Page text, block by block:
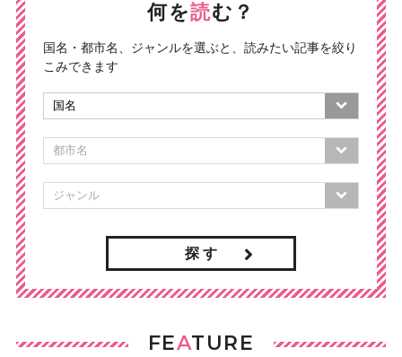
何を読む？
国名・都市名、ジャンルを選ぶと、読みたい記事を絞り
こみできます
探 す
FEATURE